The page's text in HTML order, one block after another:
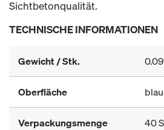
Sichtbetonqualität.
TECHNISCHE INFORMATIONEN
Gewicht / Stk.
Oberfläche blau
Verpackungsmenge 40